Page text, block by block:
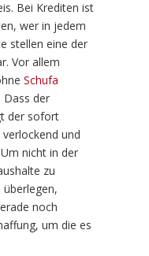
Bei Krediten ist
wer in jedem
stellen eine der
Vor allem
Schufa
Dass der
der sofort
und
nicht in der
zu
noch
um die es